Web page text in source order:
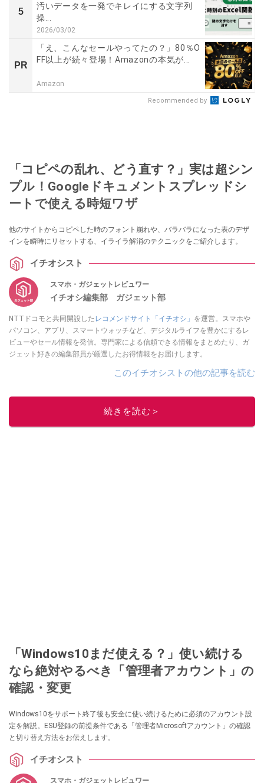
5
汚いデータを一発でキレイにする文字列
操...
2026/03/02
PR
「え、こんなセールやってたの？」80％O
FF以上が続々登場！Amazonの本気が...
Amazon
Recommended by
「コピペの乱れ、どう直す？」実は超シン
プル！Googleドキュメントスプレッドシ
ートで使える時短ワザ
他のサイトからコピペした時のフォント崩れや、バラバラになった表のデザ
インを瞬時にリセットする、イライラ解消のテクニックをご紹介します。
イチオシスト
スマホ・ガジェットレビュワー
イチオシ編集部 ガジェット部
NTTドコモと共同開設したレコメンドサイト「イチオシ」 を運営。スマホや
パソコン、アプリ、スマートウォッチなど、デジタルライフを豊かにするレ
ビューやセール情報を発信。専門家による信頼できる情報をまとめたり、ガ
ジェット好きの編集部員が厳選したお得情報をお届けします。
このイチオシストの他の記事を読む
続きを読む＞
「Windows10まだ使える？」使い続ける
なら絶対やるべき「管理者アカウント」の
確認・変更
Windows10をサポート終了後も安全に使い続けるために必須のアカウント設
定を解説。ESU登録の前提条件である「管理者Microsoftアカウント」の確認
と切り替え方法をお伝えします。
イチオシスト
スマホ・ガジェットレビュワー